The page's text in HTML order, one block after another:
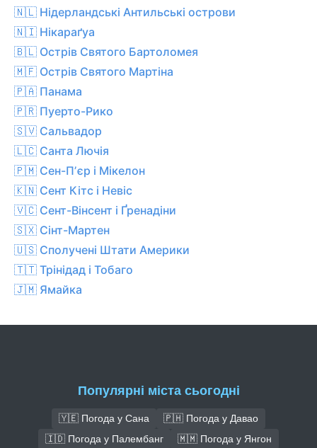
🇳🇱 Нідерландські Антильські острови
🇳🇮 Нікараґуа
🇧🇱 Острів Святого Бартоломея
🇲🇫 Острів Святого Мартіна
🇵🇦 Панама
🇵🇷 Пуерто-Рико
🇸🇻 Сальвадор
🇱🇨 Санта Лючія
🇵🇲 Сен-Пʼєр і Мікелон
🇰🇳 Сент Кітс і Невіс
🇻🇨 Сент-Вінсент і Ґренадіни
🇸🇽 Сінт-Мартен
🇺🇸 Сполучені Штати Америки
🇹🇹 Трінідад і Тобаго
🇯🇲 Ямайка
Популярні міста сьогодні
🇾🇪 Погода у Сана
🇵🇭 Погода у Давао
🇮🇩 Погода у Палембанг
🇲🇲 Погода у Янгон